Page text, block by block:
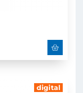
digital